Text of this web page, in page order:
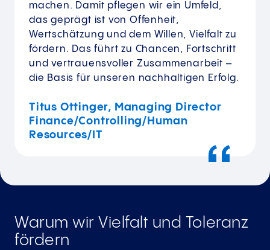
machen. Damit pflegen wir ein Umfeld,
das geprägt ist von Offenheit,
Wertschätzung und dem Willen, Vielfalt zu
fördern. Das führt zu Chancen, Fortschritt
und vertrauensvoller Zusammenarbeit –
die Basis für unseren nachhaltigen Erfolg.
Titus Ottinger, Managing Director
Finance/Controlling/Human
Resources/IT
Warum wir Vielfalt und Toleranz
fördern